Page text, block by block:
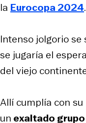
la Eurocopa 2024
Intenso jolgorio
se jugaría el
del viejo
Allí cumplía con
un exaltado